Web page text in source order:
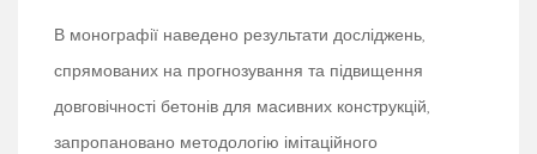
В монографії наведено результати досліджень,
спрямованих на прогнозування та підвищення
довговічності бетонів для масивних конструкцій,
запропановано методологію імітаційного